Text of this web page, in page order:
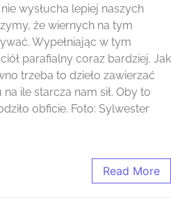
wysłucha lepiej naszych
że wiernych na tym
Wypełniając w tym
parafialny coraz bardziej. Jak
trzeba to dzieło zawierzać
ile starcza nam sił. Oby to
obficie. Foto: Sylwester
Read More